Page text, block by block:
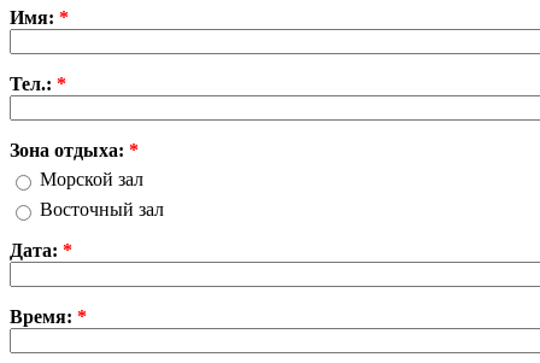
Имя: *
Тел.: *
Зона отдыха: *
Морской зал
Восточный зал
Дата: *
Время: *